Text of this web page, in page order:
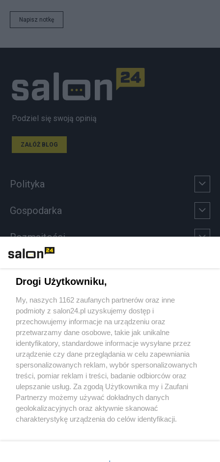
Napisz notkę
Podziel się swoją opinią
ZAŁÓŻ BLOG
Polityka
Gospodarka
Rozmaitości
Sport
Społeczeństwo
Kultura
X Facebook Instagram Youtube
Drogi Użytkowniku,
My, naszych 1162 zaufanych partnerów oraz inne
podmioty z salon24.pl uzyskujemy dostęp i
przechowujemy informacje na urządzeniu oraz
przetwarzamy dane osobowe, takie jak unikalne
identyfikatory, standardowe informacje wysyłane przez
urządzenie czy dane przeglądania w celu zapewniania
spersonalizowanych reklam, wybór spersonalizowanych
treści, pomiar reklam i treści, badanie odbiorców oraz
ulepszanie usług. Za zgodą Użytkownika my i Zaufani
Partnerzy możemy używać dokładnych danych
geolokalizacyjnych oraz aktywnie skanować
charakterystykę urządzenia do celów identyfikacji.